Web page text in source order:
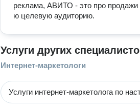
реклама, АВИТО - это про
ю целевую аудиторию.
Услуги других
Интернет-маркетологи
Услуги интернет-маркетолога по